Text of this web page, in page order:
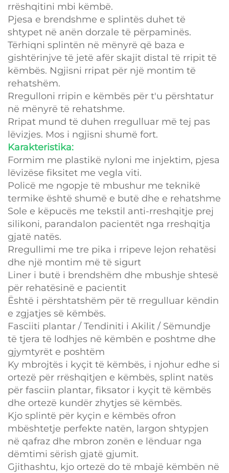
rrëshqitini mbi këmbë.
Pjesa e brendshme e splintës duhet të
shtypet në anën dorzale të përpaminës.
Tërhiqni splintën në mënyrë që baza e
gishtërinjve të jetë afër skajit distal të rripit të
këmbës. Ngjisni rripat për një montim të
rehatshëm.
Rregulloni rripin e këmbës për t'u përshtatur
në mënyrë të rehatshme.
Rripat mund të duhen rregulluar më tej pas
lëvizjes. Mos i ngjisni shumë fort.
Karakteristika:
Formim me plastikë nyloni me injektim, pjesa
lëvizëse fiksitet me vegla viti.
Policë me ngopje të mbushur me teknikë
termike është shumë e butë dhe e rehatshme
Sole e këpucës me tekstil anti-rreshqitje prej
silikoni, parandalon pacientët nga rreshqitja
gjatë natës.
Rregullimi me tre pika i rripeve lejon rehatësi
dhe një montim më të sigurt
Liner i butë i brendshëm dhe mbushje shtesë
për rehatësinë e pacientit
Është i përshtatshëm për të rregulluar këndin
e zgjatjes së këmbës.
Fasciiti plantar / Tendiniti i Akilit / Sëmundje
të tjera të lodhjes në këmbën e poshtme dhe
gjymtyrët e poshtëm
Ky mbrojtës i kyçit të këmbës, i njohur edhe si
ortezë për rrëshqitjen e këmbës, splint natës
për fasciin plantar, fiksator i kyçit të këmbës
dhe ortezë kundër zhytjes së këmbës.
Kjo splintë për kyçin e këmbës ofron
mbështetje perfekte natën, largon shtypjen
në qafraz dhe mbron zonën e lënduar nga
dëmtimi sërish gjatë gjumit.
Gjithashtu, kjo ortezë do të mbajë këmbën në